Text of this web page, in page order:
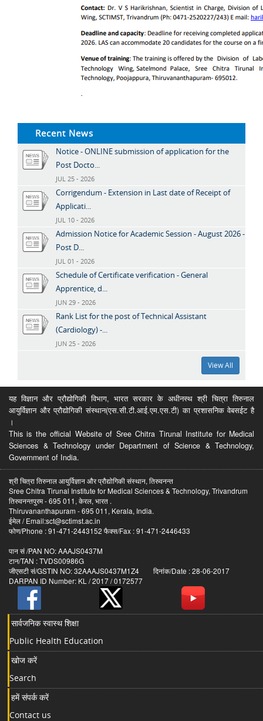
Recent News
Notice - ONLINE submission of application for the
Post Docto...
JUL 25 - 2026
Corrigendum - Extension in Last date of Receipt of
Applicati...
JUL 10 - 2026
Admission Notice for Academic Session - August 2026 -
Post D...
JUL 01 - 2026
Schedule of Certificate verification - General
Apprentice, d...
JUN 29 - 2026
Rank List for the post of Technical Assistant
(Cardiology) -...
JUN 25 - 2026
View All
यह विज्ञान और प्रौद्योगिकी विभाग, भारत सरकार के अधीनस्थ श्री चित्रा तिरुनाल
आयुर्विज्ञान और प्रौद्योगिकी संस्थान(एस.सी.टी.आई.एम.एस.टी) का प्रशासनिक वेबसईट है
।
This is the official Website of Sree Chitra Tirunal Institute for Medical
Sciences & Technology under Department of Science & Technology,
Government of India.
श्री चित्रा तिरुनाल आयुर्विज्ञान और प्रौद्योगिकी संस्थान, तिरुवनन्त
Sree Chitra Tirunal Institute for Medical Sciences & Technology, Trivandrum
तिरुवनन्तपुरम - 695 011, केरल, भारत .
Thiruvananthapuram - 695 011, Kerala, India.
ईमेल / Email:sct@sctimst.ac.in
फोण/Phone : 91-471-2443152 फैक्स/Fax : 91-471-2446433
पान सं /PAN NO: AAAJS0437M
टान/TAN : TVDS00986G
जीएसटी सं/GSTIN NO: 32AAAJS0437M1Z4 दिनांक/Date : 28-06-2017
DARPAN ID Number: KL / 2017 / 0172577
सार्वजनिक स्वास्थ शिक्षा
Public Health Education
खोज करें
Search
हमें संपर्क करें
Contact us